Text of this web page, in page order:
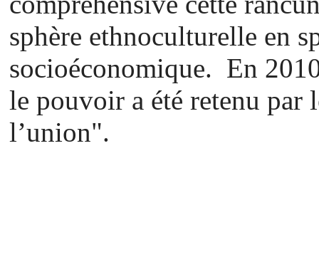
sphère ethnoculturelle en
socioéconomique. En
le pouvoir a été retenu par
l’union".